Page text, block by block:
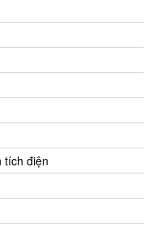
tích điện